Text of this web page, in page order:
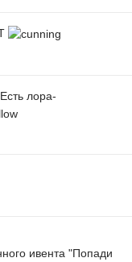
лора-
ивента "Попади